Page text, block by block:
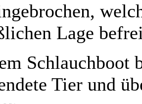
Lage
Schlauchboot
Tier und